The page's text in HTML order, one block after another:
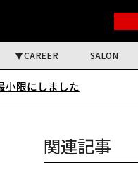
CAREER SALON
小限にしました
関連記事